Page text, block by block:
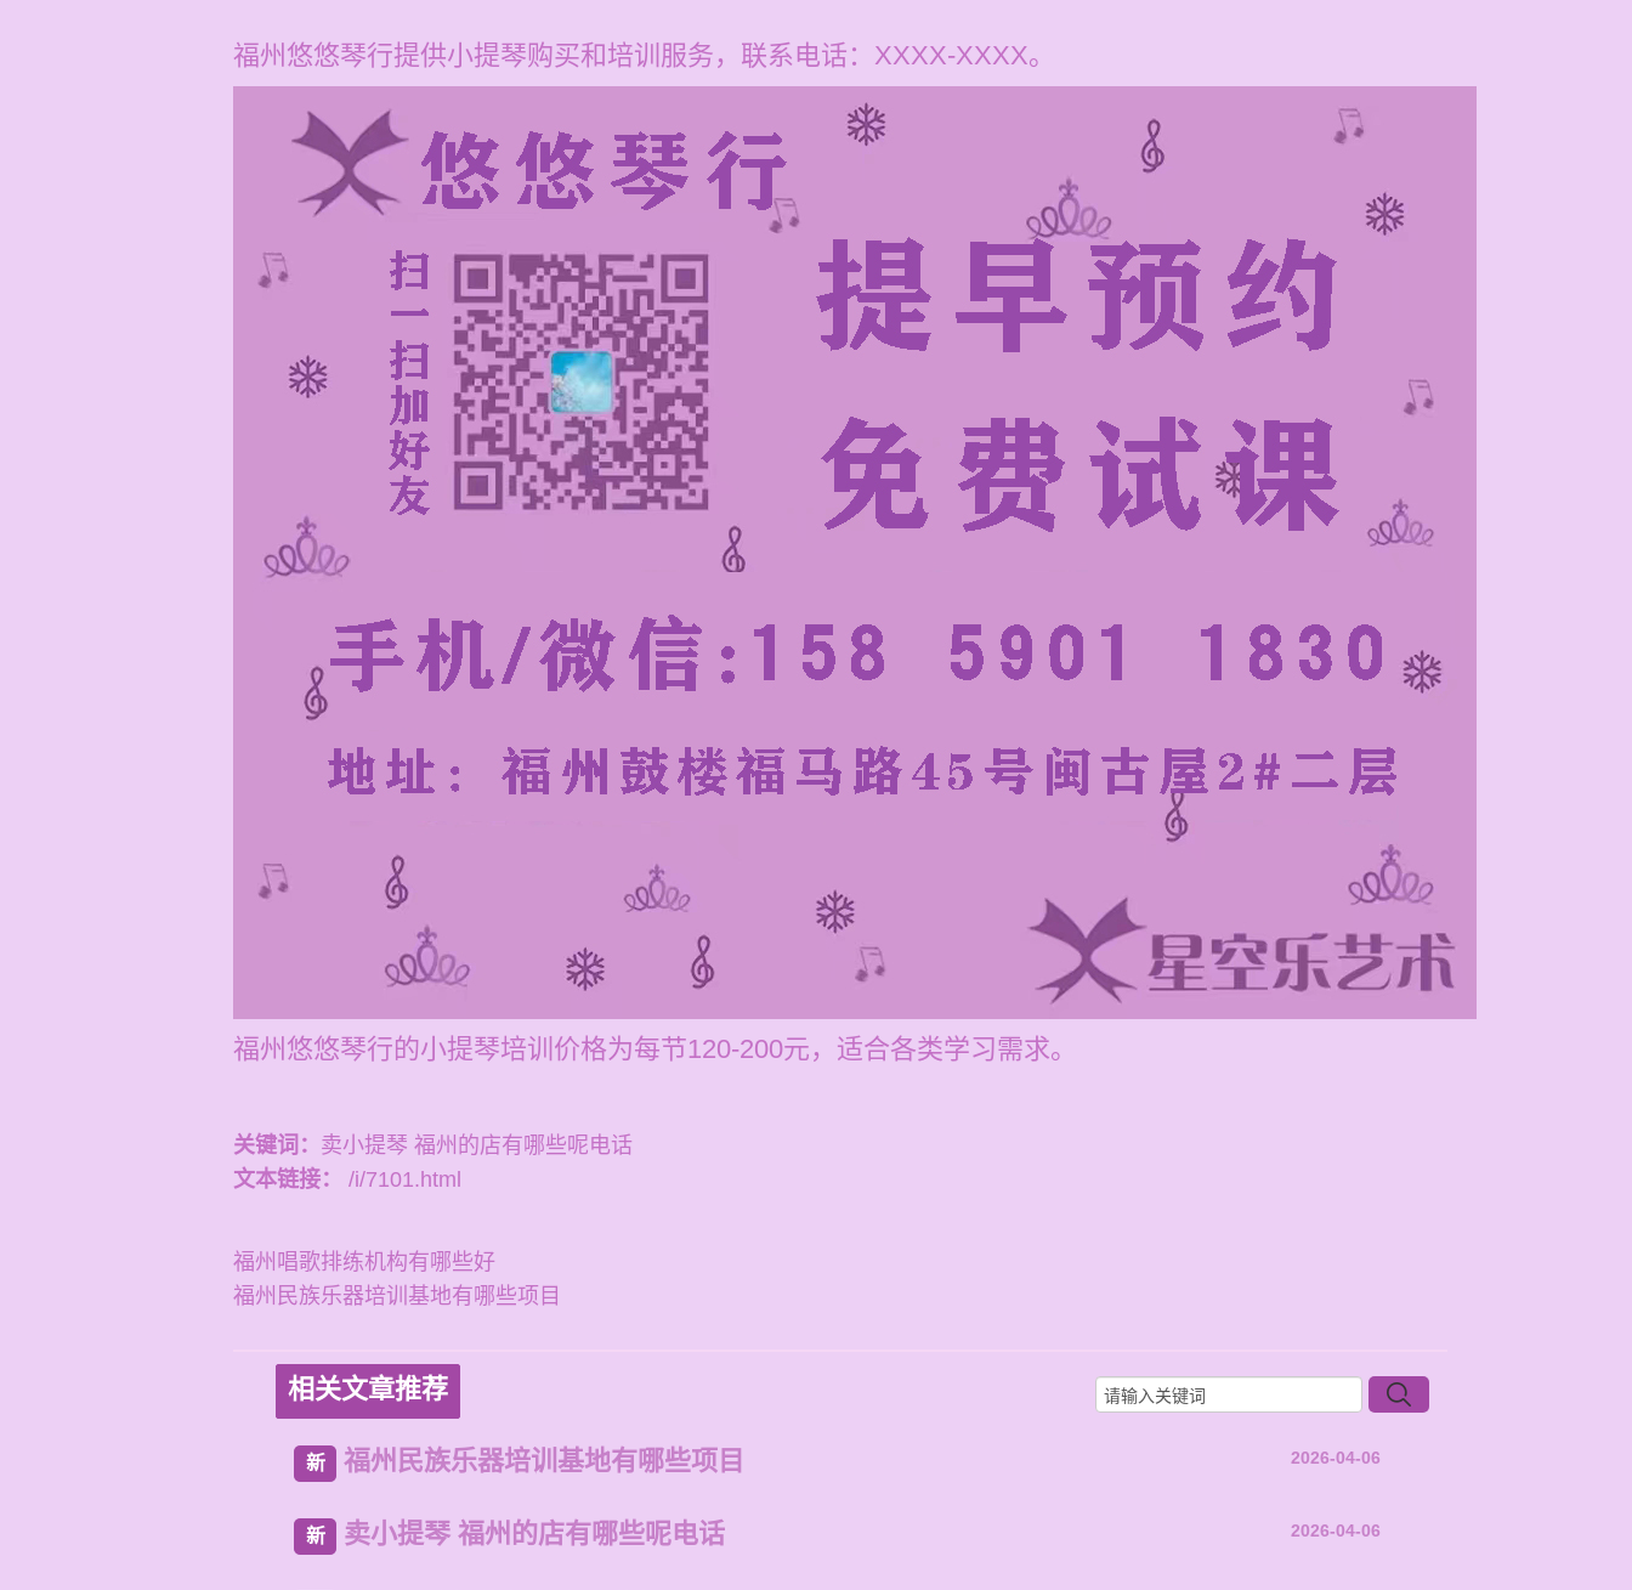
福州悠悠琴行提供小提琴购买和培训服务，联系电话：XXXX-XXXX。
福州悠悠琴行的小提琴培训价格为每节120-200元，适合各类学习需求。
关键词： 卖小提琴 福州的店有哪些呢电话
文本链接：
/i/7101.html
福州唱歌排练机构有哪些好
福州民族乐器培训基地有哪些项目
相关文章推荐
新 福州民族乐器培训基地有哪些项目 2026-04-06
新 卖小提琴 福州的店有哪些呢电话 2026-04-06